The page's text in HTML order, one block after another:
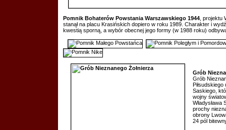
Pomnik Bohaterów Powstania Warszawskiego 1944 ,
stanął na placu Krasińskich dopiero w roku 1989. Charakter i
kwestią sporną, a wybór obecnej jego formy (w 1988 roku)
Grób
Grób
Saskiego,
wojny
Władysława
prochy
obrony
24 pól